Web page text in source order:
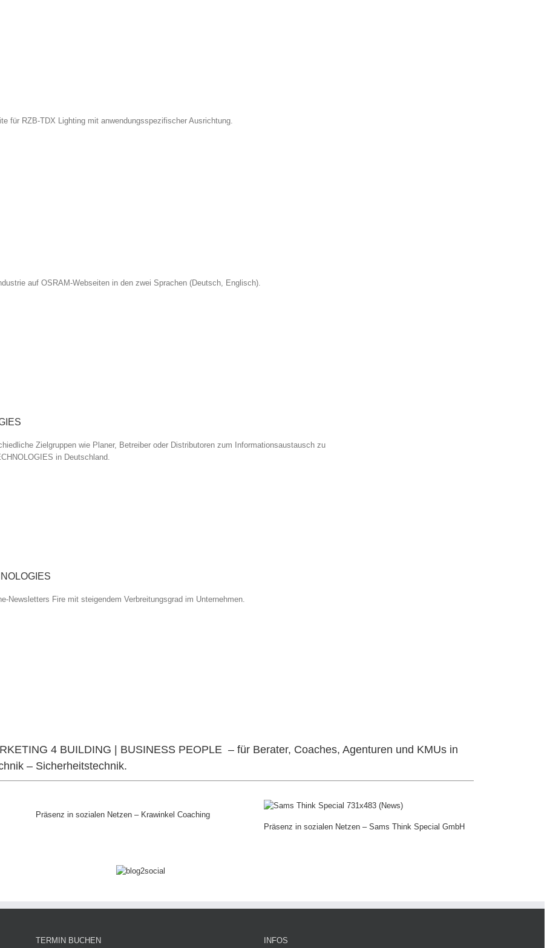
für RZB-TDX Lighting mit anwendungsspezifischer Ausrichtung.
auf OSRAM-Webseiten in den zwei Sprachen (Deutsch, Englisch).
Zielgruppen wie Planer, Betreiber oder Distributoren zum Informationsaustausch zu
in Deutschland.
Newsletters Fire mit steigendem Verbreitungsgrad im Unternehmen.
4 BUILDING | BUSINESS PEOPLE – für Berater, Coaches, Agenturen und KMUs in
– Sicherheitstechnik.
Präsenz in sozialen Netzen – Krawinkel Coaching
Präsenz in sozialen Netzen – Sams Think Special GmbH
TERMIN BUCHEN INFOS